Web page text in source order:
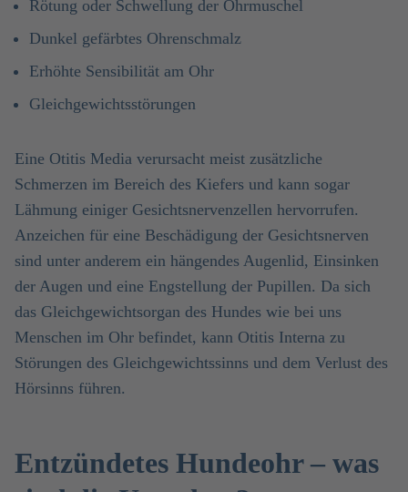
Rötung oder Schwellung der Ohrmuschel
Dunkel gefärbtes Ohrenschmalz
Erhöhte Sensibilität am Ohr
Gleichgewichtsstörungen
Eine Otitis Media verursacht meist zusätzliche
Schmerzen im Bereich des Kiefers und kann sogar
Lähmung einiger Gesichtsnervenzellen hervorrufen.
Anzeichen für eine Beschädigung der Gesichtsnerven
sind unter anderem ein hängendes Augenlid, Einsinken
der Augen und eine Engstellung der Pupillen. Da sich
das Gleichgewichtsorgan des Hundes wie bei uns
Menschen im Ohr befindet, kann Otitis Interna zu
Störungen des Gleichgewichtssinns und dem Verlust des
Hörsinns führen.
Entzündetes Hundeohr – was